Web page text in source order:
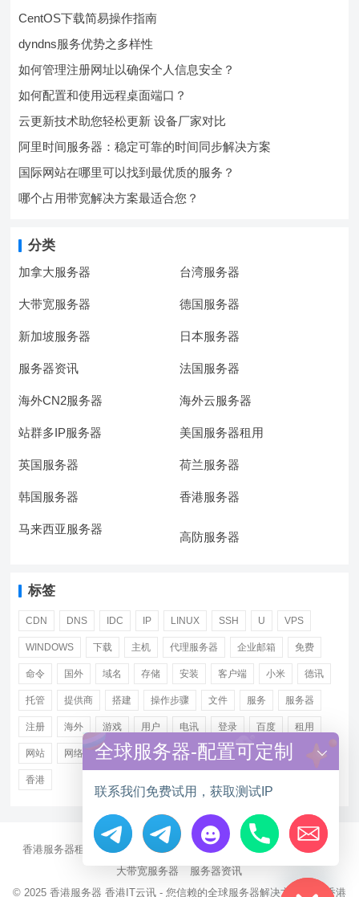
CentOS下载简易操作指南
dyndns服务优势之多样性
如何管理注册网址以确保个人信息安全？
如何配置和使用远程桌面端口？
云更新技术助您轻松更新 设备厂家对比
阿里时间服务器：稳定可靠的时间同步解决方案
国际网站在哪里可以找到最优质的服务？
哪个占用带宽解决方案最适合您？
分类
加拿大服务器 台湾服务器
大带宽服务器 德国服务器
新加坡服务器 日本服务器
服务器资讯 法国服务器
海外CN2服务器 海外云服务器
站群多IP服务器 美国服务器租用
英国服务器 荷兰服务器
韩国服务器 香港服务器
马来西亚服务器
高防服务器
标签
CDN DNS IDC IP LINUX SSH U VPS
WINDOWS 下载 主机 代理服务器 企业邮箱 免费
命令 国外 域名 存储 安装 客户端 小米 德讯
托管 提供商 搭建 操作步骤 文件 服务 服务器
注册 海外 游戏 用户 电讯 登录 百度 租用
网站 网络 腾讯 虚拟主机 证书 配置 阿里
香港
香港服务器租用 海外CN2服务器 站群多IP服务器
海外云服务器
大带宽服务器
服务器资讯
© 2025 香港服务器 香港IT云讯 - 您信赖的全球服务器解决方案伙伴 香港
Hide chaty
全球服务器-配置可定制
联系我们免费试用，获取测试IP